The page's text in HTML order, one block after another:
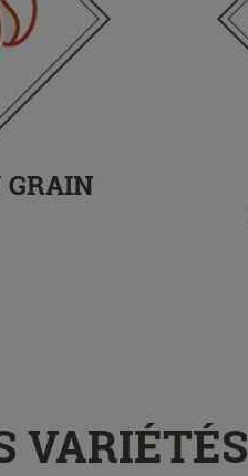
GRAIN
VARIÉTÉS